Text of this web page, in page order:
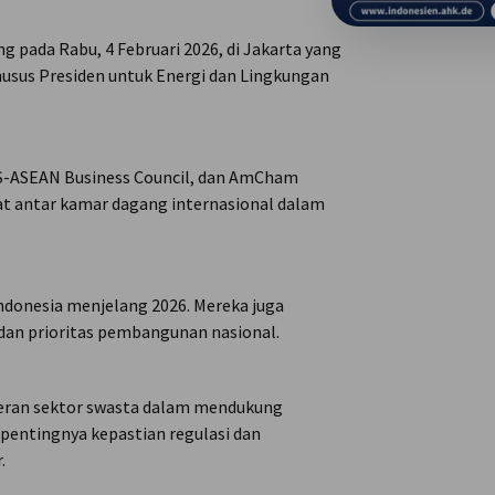
Rabu, 4 Februari 2026, di Jakarta yang
Presiden untuk Energi dan Lingkungan
Business Council, dan AmCham
antar kamar dagang internasional dalam
menjelang 2026. Mereka juga
prioritas pembangunan nasional.
sektor swasta dalam mendukung
kepastian regulasi dan